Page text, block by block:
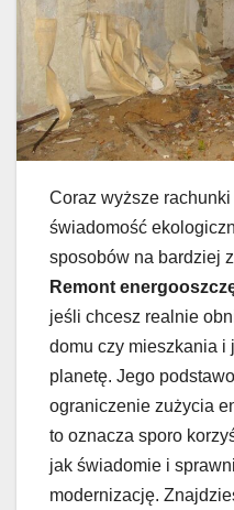
Coraz wyższe
świadomość
sposobów na bardziej
Remont
jeśli chcesz realnie
domu czy mieszkania i
planetę. Jego
ograniczenie zużycia
to oznacza sporo
jak świadomie i
modernizację.